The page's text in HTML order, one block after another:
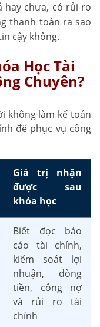
hay chưa, có rủi ro
thanh toán ra sao
cậy không.
Học Tài
Chuyên?
không làm kế toán
để phục vụ công
Giá trị nhận
được sau
khóa học
Biết đọc báo
cáo tài chính,
kiểm soát lợi
nhuận, dòng
tiền, công nợ
và rủi ro tài
chính